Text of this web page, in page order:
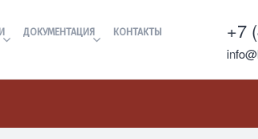
ДОКУМЕНТАЦИЯ КОНТАКТЫ +7